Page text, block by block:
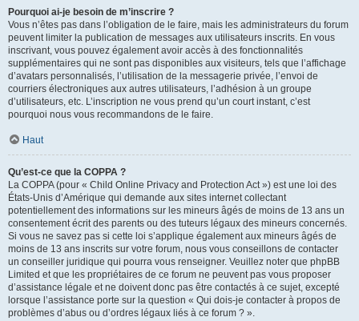
Pourquoi ai-je besoin de m’inscrire ?
Vous n’êtes pas dans l’obligation de le faire, mais les administrateurs du forum
peuvent limiter la publication de messages aux utilisateurs inscrits. En vous
inscrivant, vous pouvez également avoir accès à des fonctionnalités
supplémentaires qui ne sont pas disponibles aux visiteurs, tels que l’affichage
d’avatars personnalisés, l’utilisation de la messagerie privée, l’envoi de
courriers électroniques aux autres utilisateurs, l’adhésion à un groupe
d’utilisateurs, etc. L’inscription ne vous prend qu’un court instant, c’est
pourquoi nous vous recommandons de le faire.
Haut
Qu’est-ce que la COPPA ?
La COPPA (pour « Child Online Privacy and Protection Act ») est une loi des
États-Unis d’Amérique qui demande aux sites internet collectant
potentiellement des informations sur les mineurs âgés de moins de 13 ans un
consentement écrit des parents ou des tuteurs légaux des mineurs concernés.
Si vous ne savez pas si cette loi s’applique également aux mineurs âgés de
moins de 13 ans inscrits sur votre forum, nous vous conseillons de contacter
un conseiller juridique qui pourra vous renseigner. Veuillez noter que phpBB
Limited et que les propriétaires de ce forum ne peuvent pas vous proposer
d’assistance légale et ne doivent donc pas être contactés à ce sujet, excepté
lorsque l’assistance porte sur la question « Qui dois-je contacter à propos de
problèmes d’abus ou d’ordres légaux liés à ce forum ? ».